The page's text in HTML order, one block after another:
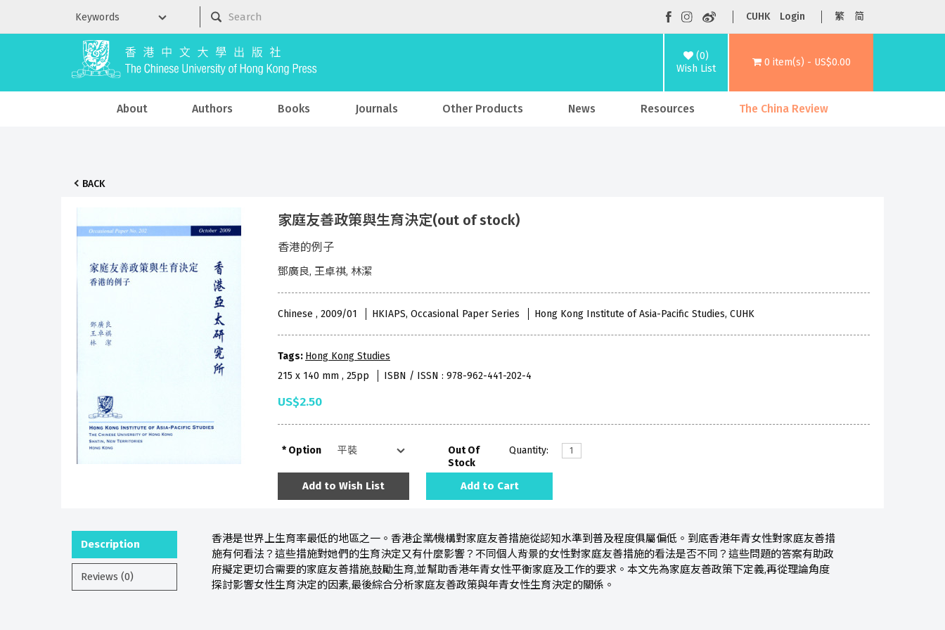
CUHK Login 繁 简
(0)
Wish List
0 item(s) - US$0.00
About Authors Books Journals Other Products News Resources The China Review
BACK
家庭友善政策與生育決定(out of stock)
香港的例子
鄧廣良, 王卓祺, 林潔
Chinese , 2009/01 HKIAPS, Occasional Paper Series Hong Kong Institute of Asia-Pacific Studies, CUHK
Tags: Hong Kong Studies
215 x 140 mm , 25pp
ISBN / ISSN : 978-962-441-202-4
US$2.50
Option
Out Of
Stock
Quantity:
Add to Wish List Add to Cart
Description
Reviews (0)
香港是世界上生育率最低的地區之一。香港企業∕機構對家庭友善措施從認知水準到普及程度俱屬偏低。到底香港年青女性對家庭友善措
施有何看法？這些措施對她們的生育決定又有什麼影響？不同個人背景的女性對家庭友善措施的看法是否不同？這些問題的答案有助政
府擬定更切合需要的家庭友善措施,鼓勵生育,並幫助香港年青女性平衡家庭及工作的要求。本文先為家庭友善政策下定義,再從理論角度
探討影響女性生育決定的因素,最後綜合分析家庭友善政策與年青女性生育決定的關係。